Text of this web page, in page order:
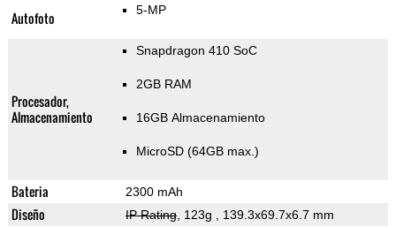
Autofoto 5-MP
Procesador,
Almacenamiento
Snapdragon 410 SoC
2GB RAM
16GB Almacenamiento
MicroSD (64GB max.)
Bateria 2300 mAh
Diseño IP Rating, 123g , 139.3x69.7x6.7 mm